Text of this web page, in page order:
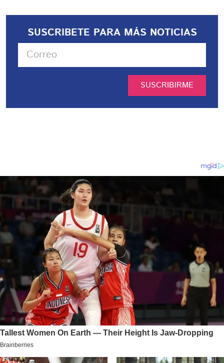
SUSCRIBETE PARA MÁS NOTICIAS
SUSCRIBIRME